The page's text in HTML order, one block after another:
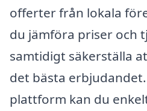
offerter från lokala
du jämföra priser och
samtidigt säkerställa
det bästa
plattform kan du